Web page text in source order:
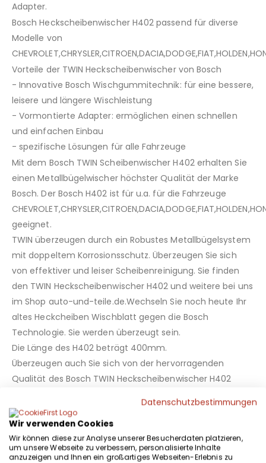
Adapter.
Bosch Heckscheibenwischer H402 passend für diverse
Modelle von
Vorteile der TWIN Heckscheibenwischer von Bosch
- Innovative Bosch Wischgummitechnik: für eine bessere,
leisere und längere Wischleistung
- Vormontierte Adapter: ermöglichen einen schnellen
und einfachen Einbau
- spezifische Lösungen für alle Fahrzeuge
Mit dem Bosch TWIN Scheibenwischer H402 erhalten Sie
einen Metallbügelwischer höchster Qualität der Marke
Bosch. Der Bosch H402 ist für u.a. für die Fahrzeuge
geeignet.
TWIN überzeugen durch ein Robustes Metallbügelsystem
mit doppeltem Korrosionsschutz. Überzeugen Sie sich
von effektiver und leiser Scheibenreinigung. Sie finden
den TWIN Heckscheibenwischer H402 und weitere bei uns
im Shop auto-und-teile.de.Wechseln Sie noch heute Ihr
altes Heckcheiben Wischblatt gegen die Bosch
Technologie. Sie werden überzeugt sein.
Die Länge des H402 beträgt 400mm.
Überzeugen auch Sie sich von der hervorragenden
Qualität des Bosch TWIN Heckscheibenwischer H402
von auto-und-teile.de.
Einbau Bosch TWIN Heckscheibenwischer H402:
Datenschutzbestimmungen
Wir verwenden Cookies
Wir können diese zur Analyse unserer Besucherdaten platzieren,
um unsere Webseite zu verbessern, personalisierte Inhalte
anzuzeigen und Ihnen ein großartiges Webseiten-Erlebnis zu